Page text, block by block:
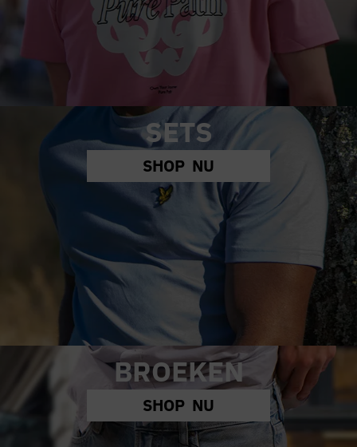
SETS
SHOP NU
BROEKEN
SHOP NU